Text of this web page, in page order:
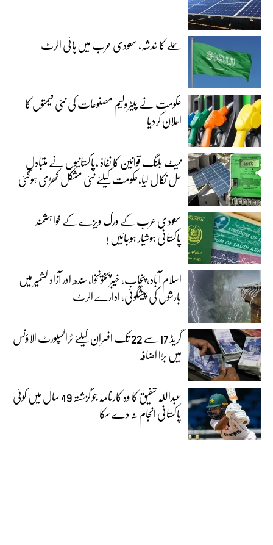
حملے کا خدشہ، سعودی عرب میں ہائی الرٹ
حکومت نے پیٹرولیم مصنوعات کی نئی قیمتوں کا
اعلان کردیا
نیٹ بلنگ قوانین کا نفاذ ،پاکستانیوں نے متبادل
حل نکال لیا،حکومت کیلئے نئی مشکل کھڑی ہوگئی
سعودی عرب کے ورک ویزے کے خواہشمند
پاکستانی ہوشیار ہوجائیں !
اسلام آباد، پنجاب، خیبرپختونخوا، سندھ اور آزاد کشمیر میں
بارشوں کی پیشگوئی، ادارے الرٹ
گریڈ 17 سے 22 تک افسران کیلئے ٹرانسپورٹ الاؤنس
میں بڑا اضافہ
عبداللہ شفیق کا وہ کارنامہ جو گزشتہ 49 سال میں کوئی
پاکستانی انجام نہ دے سکا